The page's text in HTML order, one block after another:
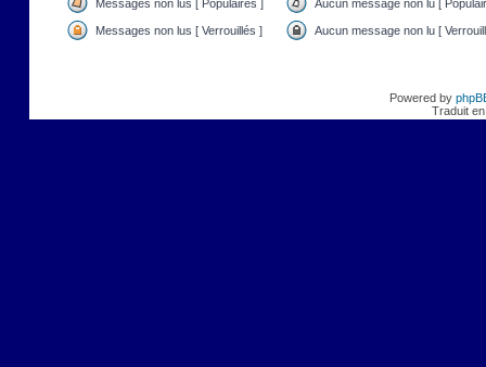
Messages non lus [ Populaires ] Aucun message non lu [
Messages non lus [ Verrouillés ] Aucun message non lu [
Powered by
Traduit